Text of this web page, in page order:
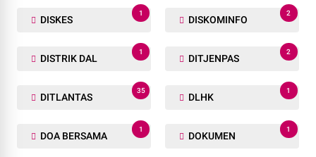
DISKES
1
DISKOMINFO
2
DISTRIK DAL
1
DITJENPAS
2
DITLANTAS
35
DLHK
1
DOA BERSAMA
1
DOKUMEN
1